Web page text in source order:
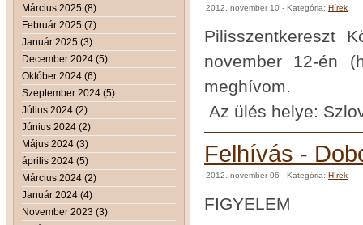
Március 2025 (8)
Február 2025 (7)
Január 2025 (3)
December 2024 (5)
Október 2024 (6)
Szeptember 2024 (5)
Július 2024 (2)
Június 2024 (2)
Május 2024 (3)
április 2024 (5)
Március 2024 (2)
Január 2024 (4)
November 2023 (3)
2012. november 10 - Kategória: Hírek
Pilisszentkereszt
november 12-én
meghívom.
Az ülés helye:
Felhívás -
2012. november 06 - Kategória: Hírek
FIGYELEM